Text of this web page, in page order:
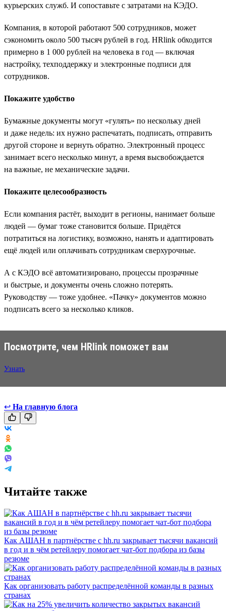
курьерских служб. И сопоставьте с затратами на КЭДО.
Компания, в которой работают 500 сотрудников, может
сэкономить около 500 тысяч рублей в год. HRlink обходится
примерно в 1 000 рублей на человека в год — включая
настройку, техподдержку и электронные подписи для
сотрудников.
Покажите удобство
Бумажные документы могут «гулять» по нескольку дней
и даже недель: их нужно распечатать, подписать, отправить
другой стороне и вернуть обратно. Электронный процесс
занимает всего несколько минут, а время высвобождается
на важные, не механические задачи.
Покажите целесообразность
Если компания растёт, выходит в регионы, нанимает больше
людей — бумаг тоже становится больше. Придётся
потратиться на логистику, возможно, нанять и адаптировать
ещё людей или оплачивать сотрудникам сверхурочные.
А с КЭДО всё автоматизировано, процессы прозрачные
и быстрые, и документы очень сложно потерять.
Руководству — тоже удобнее. «Пачку» документов можно
подписать всего за несколько кликов.
Посмотрите, чем HRlink поможет вам
Узнать
↩ На главную блога
Читайте также
Как АШАН в партнёрстве с hh.ru закрывает тысячи вакансий
в год и в чём ретейлеру помогает чат-бот подбора из базы
резюме
Как организовать работу распределённой команды в разных
странах